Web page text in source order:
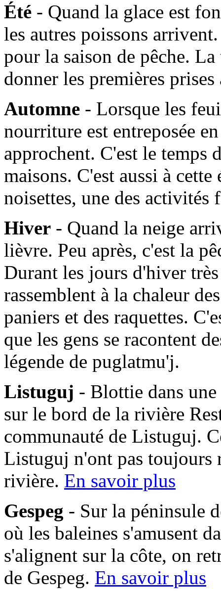
Été - Quand la glace est
les autres poissons
pour la saison de pêche.
donner les premières
Automne - Lorsque les
nourriture est entreposée
approchent. C'est le temps
maisons. C'est aussi à
noisettes, une des
Hiver - Quand la neige
lièvre. Peu après, c'est la
Durant les jours d'hiver
rassemblent à la chaleur
paniers et des raquettes.
que les gens se racontent
légende de puglatmu'j.
Listuguj - Blottie dans une
sur le bord de la rivière
communauté de Listuguj.
Listuguj n'ont pas toujours
rivière. En savoir plus
Gespeg - Sur la péninsule
où les baleines s'amusent
s'alignent sur la côte, on
de Gespeg. En savoir plus